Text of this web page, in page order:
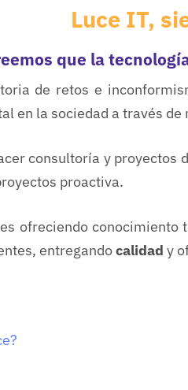
Luce IT,
que la
de retos e
en la sociedad a través de
consultoría y
proactiva.
ofreciendo
entregandocalidad y